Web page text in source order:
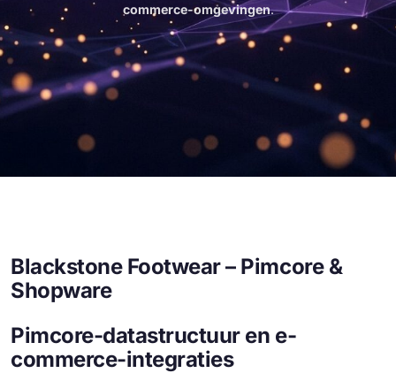
commerce-omgevingen.
Blackstone Footwear – Pimcore &
Shopware
Pimcore-datastructuur en e-
commerce-integraties